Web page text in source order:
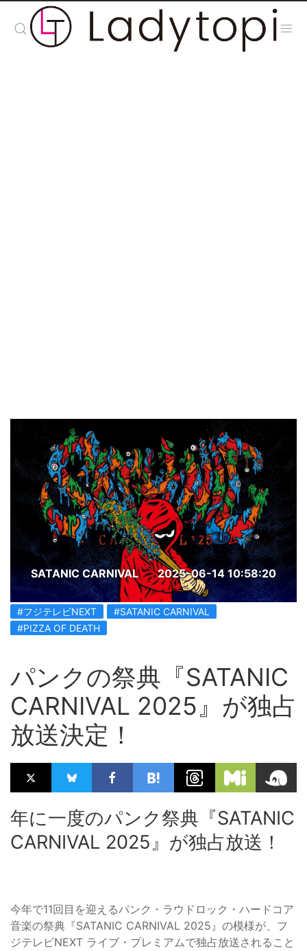
SATANIC CARNIVAL 2025-06-14 10:58:20
#フジテレビNEXT
#SATANIC CARNIVAL
#PIZZA OF DEATH
パンクの祭典『SATANIC
CARNIVAL 2025』が独占
放送決定！
年に一度のパンク祭典『SATANIC
CARNIVAL 2025』が独占放送！
今年で11回目を迎えるパンク・ラウドロック・ハードコア
音楽の祭典『SATANIC CARNIVAL 2025』の模様が、フ
ジテレビNEXT ライブ・プレミアムで独占放送されること